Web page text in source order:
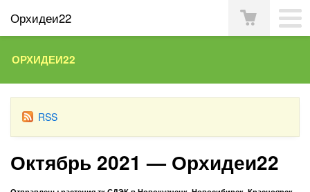
Орхидеи22
ОРХИДЕИ22
RSS
Октябрь 2021 — Орхидеи22